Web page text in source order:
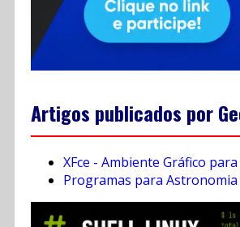
Artigos publicados por
XFce - Ambiente Gráfico
Programas para Astronomia